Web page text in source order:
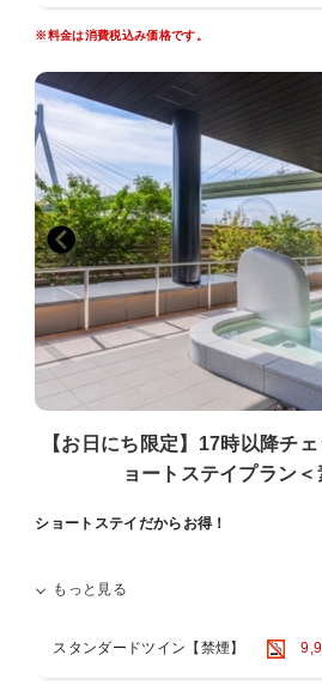
ください。
00（最終入場8：30）
※営業時間は変動する場合がございます
※3歳以下のお子様のご利用はご遠慮い
※異性の浴室・ロッカールームのご利
だいております。
※タトゥーのあるお客様はスパのご利
ます。
≪ご注意点≫
■全室禁煙です。館内1階・3階に喫煙ス
■添い寝は有料人数1名様につき、お子
までとなります。
■お部屋にございますナイトウェア・ス
のみご入場可能です。
その他施設は、ご入場・ご来店をお
■ご宿泊料金は現地決済の場合、チェッ
■大阪府条例により、1人1泊あたり宿泊
途頂戴いたします。
※料金は消費税込み価格です。
【お日にち限定】17時以降チ
ョートステイプラン＜
ショートステイだからお得！
17時以降チェックインのショートステイプ
滞在時間が短い分、通常よりお得にご宿泊
大阪観光やテーマパークでたっぷり遊びた
もっと見る
スタンダードツイン【禁煙】